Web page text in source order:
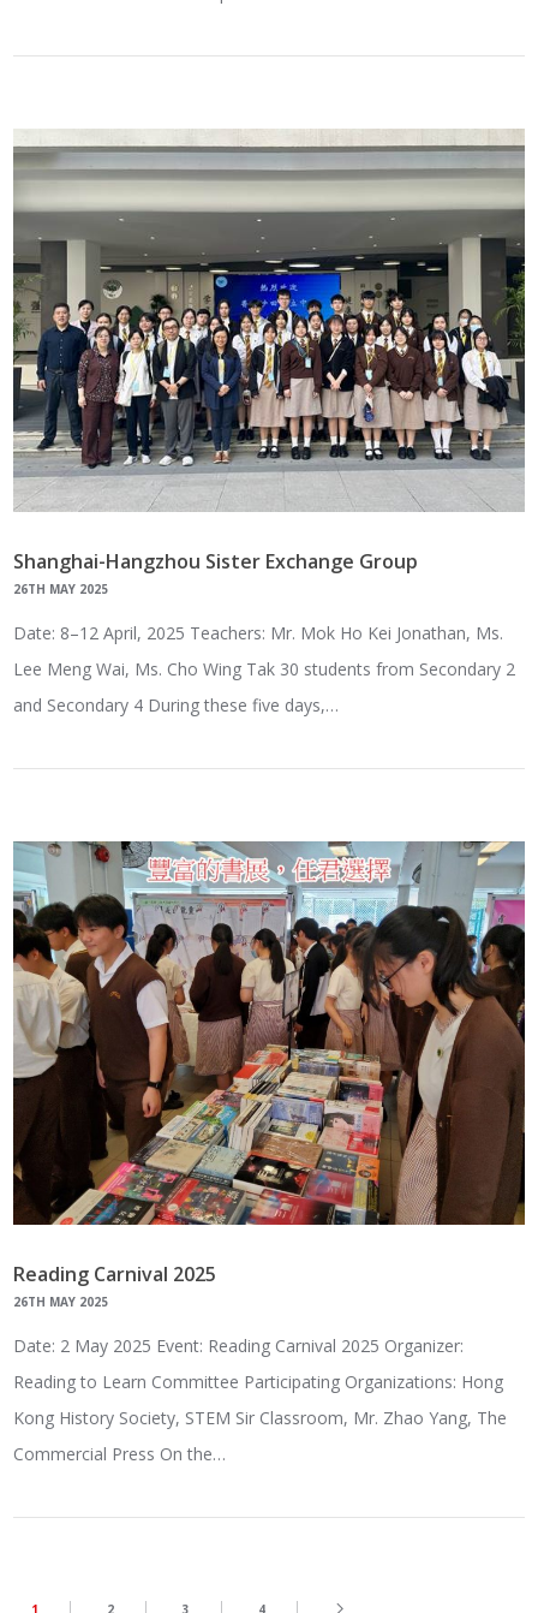
Shanghai-Hangzhou Sister Exchange Group
26TH MAY 2025
Date: 8–12 April, 2025 Teachers: Mr. Mok Ho Kei Jonathan, Ms.
Lee Meng Wai, Ms. Cho Wing Tak 30 students from Secondary 2
and Secondary 4 During these five days,…
Reading Carnival 2025
26TH MAY 2025
Date: 2 May 2025 Event: Reading Carnival 2025 Organizer:
Reading to Learn Committee Participating Organizations: Hong
Kong History Society, STEM Sir Classroom, Mr. Zhao Yang, The
Commercial Press On the…